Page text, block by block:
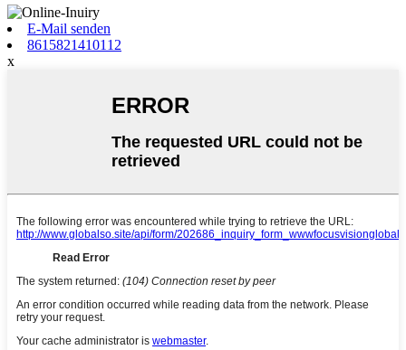
E-Mail senden
8615821410112
x